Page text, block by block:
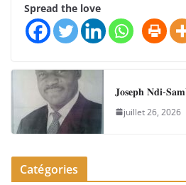
Spread the love
𝐉𝐨𝐬𝐞𝐩𝐡 𝐍𝐝𝐢-
juillet 26, 2026
Catégories